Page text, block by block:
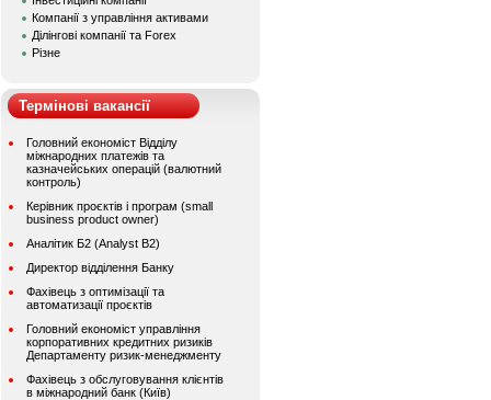
Компанії з управління активами
Ділінгові компанії та Forex
Різне
Термінові вакансії
Головний економіст Відділу
міжнародних платежів та
казначейських операцій (валютний
контроль)
Керівник проєктів і програм (small
business product owner)
Аналітик Б2 (Analyst B2)
Директор відділення Банку
Фахівець з оптимізації та
автоматизації проєктів
Головний економіст управління
корпоративних кредитних ризиків
Департаменту ризик-менеджменту
Фахівець з обслуговування клієнтів
в міжнародний банк (Київ)